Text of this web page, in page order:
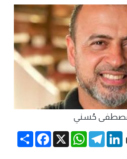
مصطفى حُسني
Share
Facebook X
WhatsApp
TelegramLinkedIn